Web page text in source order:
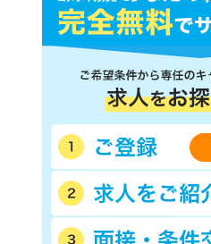
阪急伊丹線
神戸市営地下鉄西神・山手線
(新神戸－新長田)
神戸新交通六甲アイランド線
神戸高速線(新開地－湊川)
神戸電鉄三田線
神戸電鉄粟生線
山陽電鉄本線
能勢電鉄日生線
北条鉄道